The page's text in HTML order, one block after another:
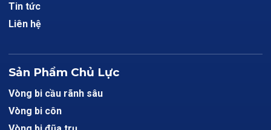
Tin tức
Liên hệ
Sản Phẩm Chủ Lực
Vòng bi cầu rãnh sâu
Vòng bi côn